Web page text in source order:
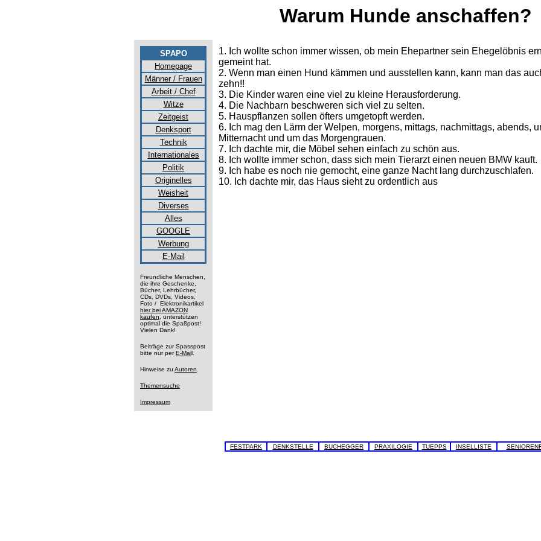
Warum Hunde anschaffen?
SPAPO
Homepage
Männer / Frauen
Arbeit / Chef
Witze
Zeitgeist
Denksport
Technik
Internationales
Politik
Originelles
Weisheit
Diverses
Alles
GOOGLE
Werbung
E-Mail
Freundliche Menschen,
die ihre Geschenke,
Bücher, Lehrbücher,
CDs, DVDs, Videos,
Foto / Elektronikartikel
hier bei AMAZON
kaufen, unterstützen
optimal die Spaßpost!
Vielen Dank!
Beiträge zur Spasspost
bitte nur per E-Mai l.
Hinweise zu Autoren.
Themensuche
Impressum
1. Ich wollte schon immer wissen, ob mein Ehepartner sein Ehegelöbnis
gemeint hat.
2. Wenn man einen Hund kämmen und ausstellen kann, kann man das
zehn!!
3. Die Kinder waren eine viel zu kleine Herausforderung.
4. Die Nachbarn beschweren sich viel zu selten.
5. Hauspflanzen sollen öfters umgetopft werden.
6. Ich mag den Lärm der Welpen, morgens, mittags, nachmittags, abends,
Mitternacht und um das Morgengrauen.
7. Ich dachte mir, die Möbel sehen einfach zu schön aus.
8. Ich wollte immer schon, dass sich mein Tierarzt einen neuen BMW kauft.
9. Ich habe es noch nie gemocht, eine ganze Nacht lang durchzuschlafen.
10. Ich dachte mir, das Haus sieht zu ordentlich aus
FESTPARK DENKSTELLE BUCHEGGER PRAXILOGIE TUEPPS INSELLISTE